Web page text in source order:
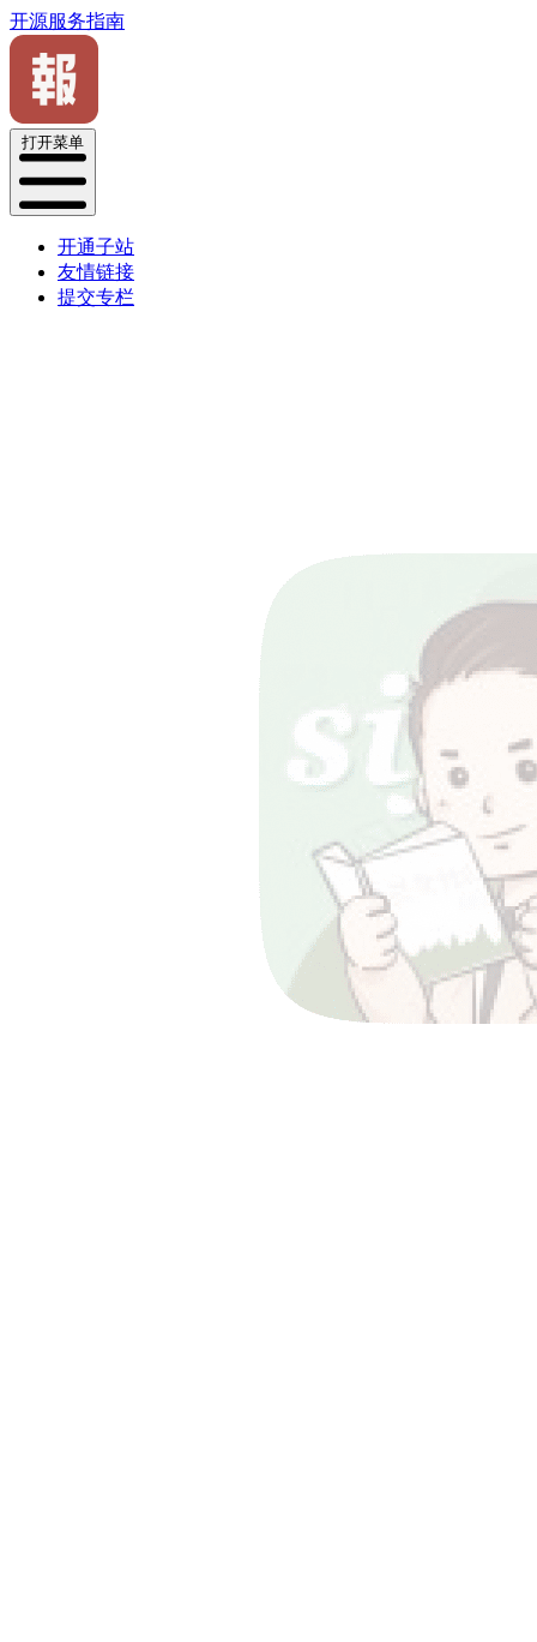
开源服务指南
打开菜单
开通子站
友情链接
提交专栏